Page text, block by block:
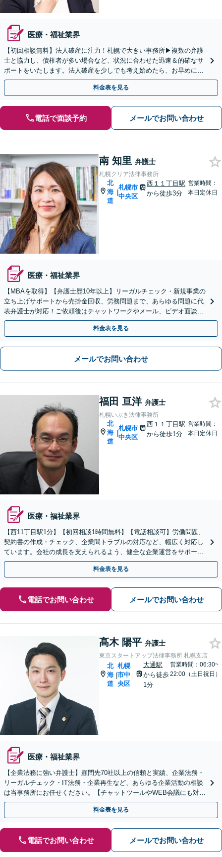
医療・福祉業界
【初回相談無料】法人破産に注力！札幌で大きい事務所▶︎複数の弁護
士と協力し、債権者が多い場合など、状況に合わせた迅速＆的確なサ
ポートをいたします。法人破産を少しでも考え始めたら、お早めに
【面談】をご予約ください【休日・夜間相談可】
料金表を見る
電話で面談予約 メールでお問い合わせ
南 知里 弁護士
札幌クリア法律事務所
北
海
道
|
札幌市
中央区
西１１丁目駅
から徒歩3分
営業時間：
本日定休日
医療・福祉業界
【MBAを取得】【弁護士歴10年以上】リーガルチェック・新規事業の
立ち上げサポートから売掛金回収、労務問題まで、あらゆる問題に代
表弁護士が対応！ご依頼後はチャットワークやメール、ビデオ面談も
可【初回ビデオ相談無料】【西11丁目駅3分】
料金表を見る
メールでお問い合わせ
福田 亘洋 弁護士
札幌いぶき法律事務所
北
海
道
|
札幌市
中央区
西１１丁目駅
から徒歩1分
営業時間：
本日定休日
医療・福祉業界
【西11丁目駅1分】【初回相談1時間無料】【電話相談可】労働問題、
契約書の作成・チェック、企業間トラブルの対応など、幅広く対応し
ています。会社の成長を支えられるよう、健全な企業運営をサポート
いたします。トラブルに強い会社を作りましょう。
料金表を見る
電話でお問い合わせ メールでお問い合わせ
髙木 陽平 弁護士
東京スタートアップ法律事務所 札幌支店
北
海
道
|
札幌
市中
央区
大通駅
から徒歩
1分
営業時間：06:30~
22:00（土日祝日）
医療・福祉業界
【企業法務に強い弁護士】顧問先70社以上の信頼と実績、企業法務・
リーガルチェック・IT法務・企業再生など、あらゆる企業活動の相談
は当事務所にお任せください。【チャットツールやWEB会議にも対
応】
料金表を見る
電話でお問い合わせ メールでお問い合わせ